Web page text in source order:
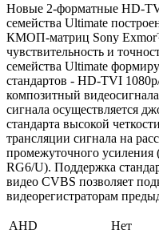
Новые 2-форматные HD-
семейства Ultimate
КМОП-матриц Sony
чувствительность и
семейства Ultimate
стандартов - HD-TVI
композитный
сигнала осуществляется
стандарта высокой
трансляции сигнала на
промежуточного усиления
RG6/U). Поддержка
видео CVBS позволяет
видеорегистраторам
AHD
Нет